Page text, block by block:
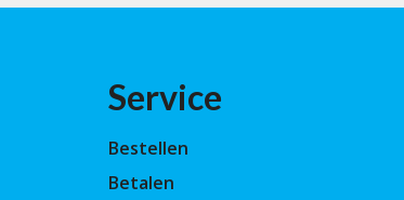
Service
Bestellen
Betalen